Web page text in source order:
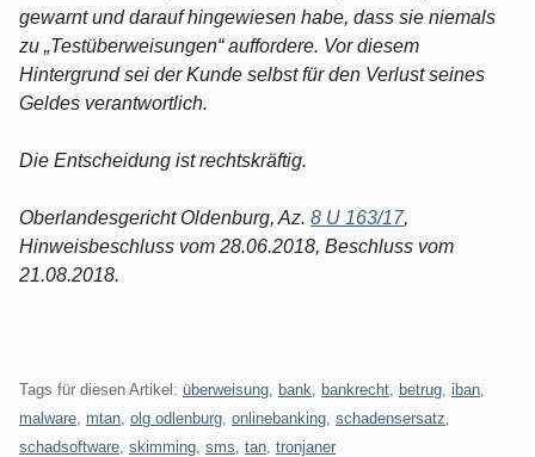
gewarnt und darauf hingewiesen habe, dass sie niemals
zu „Testüberweisungen“ auffordere. Vor diesem
Hintergrund sei der Kunde selbst für den Verlust seines
Geldes verantwortlich.
Die Entscheidung ist rechtskräftig.
Oberlandesgericht Oldenburg, Az. 8 U 163/17,
Hinweisbeschluss vom 28.06.2018, Beschluss vom
21.08.2018.
Tags für diesen Artikel: überweisung bank bankrecht betrug iban
malware mtan olg odlenburg onlinebanking schadensersatz
schadsoftware skimming sms tan tronjaner